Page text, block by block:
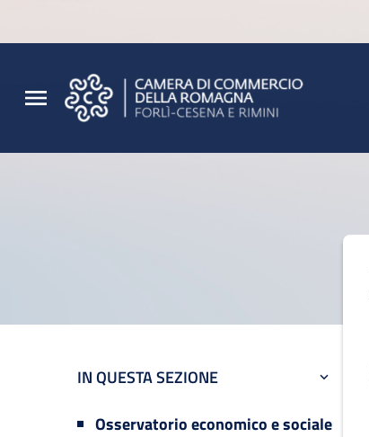
IN QUESTA SEZIONE
Osservatorio economico e sociale